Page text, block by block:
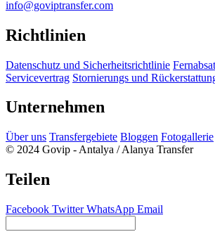
info@goviptransfer.com
Richtlinien
Datenschutz und Sicherheitsrichtlinie
Servicevertrag Stornierungs und
Unternehmen
Über uns Transfergebiete Bloggen Fotogallerie
© 2024 Govip - Antalya / Alanya Transfer
Teilen
Facebook TwitterWhatsApp Email